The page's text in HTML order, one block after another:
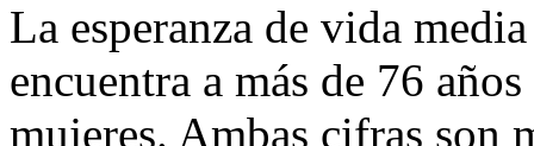
La esperanza de vida
encuentra a más de 76
mujeres. Ambas cifras son